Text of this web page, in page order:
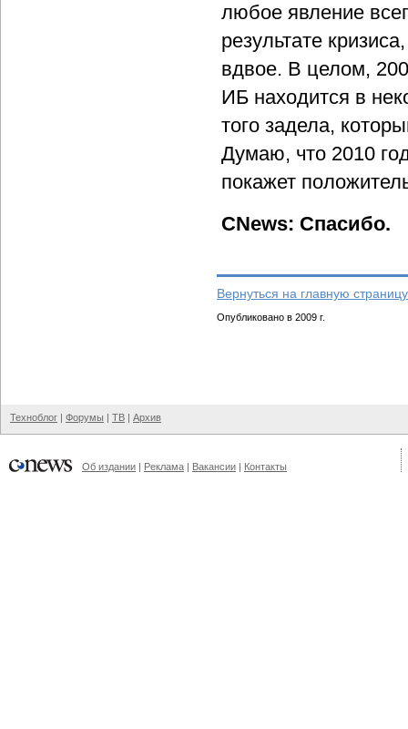
любое явление
результате
вдвое. В целом,
ИБ находится в
того задела,
Думаю, что 2010
покажет
CNews: Спасибо.
Вернуться на главную
Опубликовано в 2009 г.
Техноблог | Форумы | ТВ | Архив
Об издании | Реклама | Вакансии | Контакты